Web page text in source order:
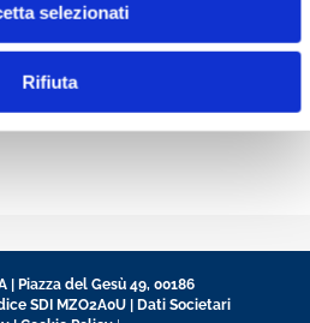
selezionati
Rifiuta
| Piazza del Gesù 49, 00186
SDI MZO2A0U |
Dati Societari